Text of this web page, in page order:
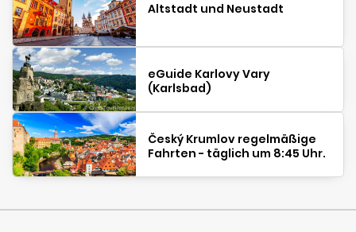
Altstadt und Neustadt
eGuide Karlovy Vary
(Karlsbad)
Český Krumlov regelmäßige
Fahrten - täglich um 8:45 Uhr.